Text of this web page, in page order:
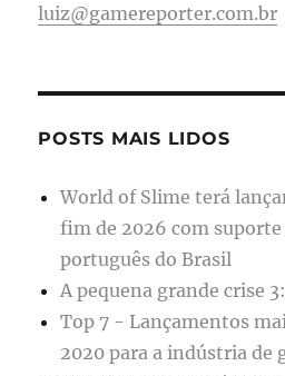
luiz@gamereporter.com.br
POSTS MAIS LIDOS
World of Slime terá
fim de 2026 com
português do Brasil
A pequena grande crise
Top 7 - Lançamentos
2020 para a indústria de